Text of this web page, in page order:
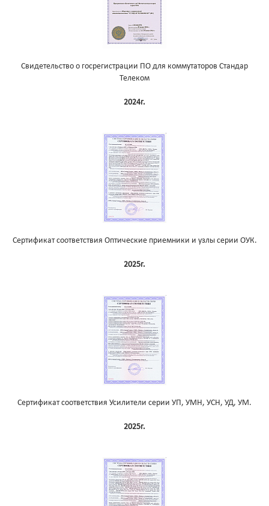
Свидетельство о госрегистрации ПО для коммутаторов Стандар
Телеком
2024г.
Сертификат соответствия Оптические приемники и узлы серии ОУК.
2025г.
Сертификат соответствия Усилители серии УП, УМН, УСН, УД, УМ.
2025г.